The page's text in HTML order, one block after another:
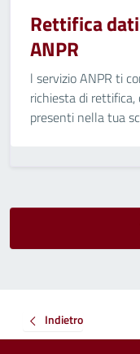
Rettifica
ANPR
l servizio ANPR ti
richiesta di rettifica,
presenti nella tua
Indietro